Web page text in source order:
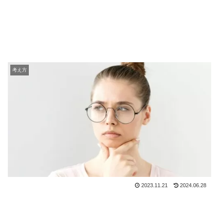
考え方
2023.11.21 2024.06.28